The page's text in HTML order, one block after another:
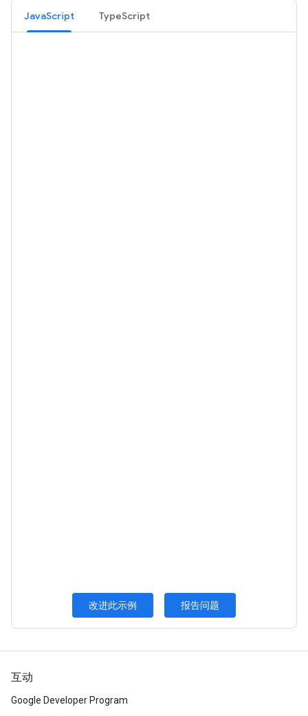
JavaScript TypeScript
改进此示例 报告问题
互动
Google Developer Program